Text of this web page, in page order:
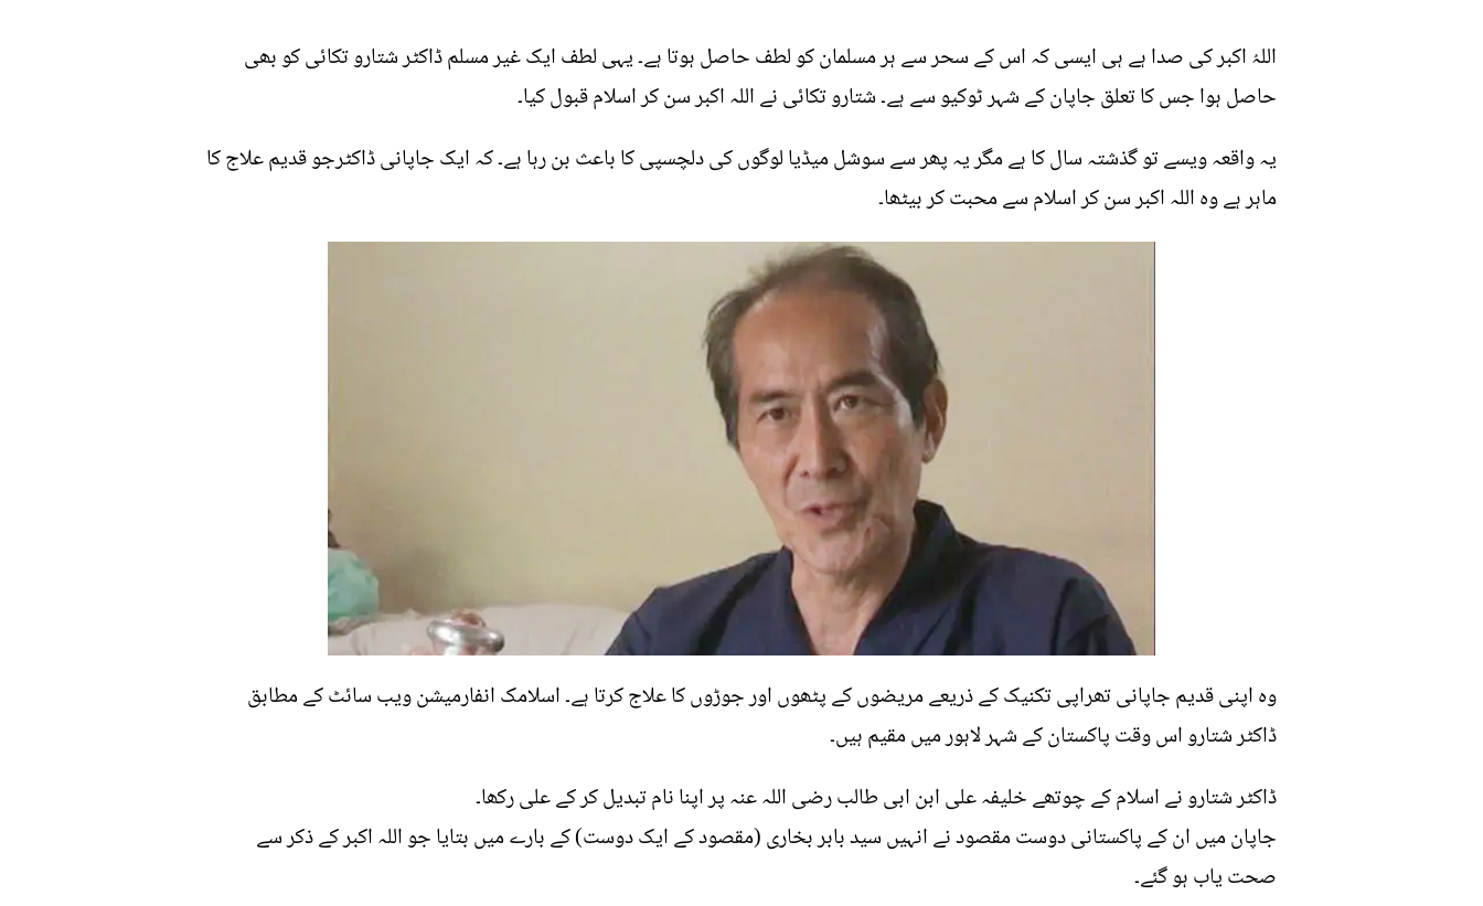
اللہُ اکبر کی صدا ہے ہی ایسی کہ اس کے سحر سے ہر مسلمان کو لطف حاصل ہوتا ہے۔ یہی لطف ایک غیر مسلم ڈاکٹر شتارو تکائی کو بھی
حاصل ہوا جس کا تعلق جاپان کے شہر ٹوکیو سے ہے۔ شتارو تکائی نے اللہ اکبر سن کر اسلام قبول کیا۔
یہ واقعہ ویسے تو گذشتہ سال کا ہے مگر یہ پھر سے سوشل میڈیا لوگوں کی دلچسپی کا باعث بن رہا ہے۔ کہ ایک جاپانی ڈاکٹرجو قدیم علاج کا
ماہر ہے وہ اللہ اکبر سن کر اسلام سے محبت کر بیٹھا۔
وہ اپنی قدیم جاپانی تھراپی تکنیک کے ذریعے مریضوں کے پٹھوں اور جوڑوں کا علاج کرتا ہے۔ اسلامک انفارمیشن ویب سائٹ کے مطابق
ڈاکٹر شتارو اس وقت پاکستان کے شہر لاہور میں مقیم ہیں۔
ڈاکٹر شتارو نے اسلام کے چوتھے خلیفہ علی ابن ابی طالب رضی اللہ عنہ پر اپنا نام تبدیل کر کے علی رکھا۔
جاپان میں ان کے پاکستانی دوست مقصود نے انہیں سید بابر بخاری (مقصود کے ایک دوست) کے بارے میں بتایا جو اللہ اکبر کے ذکر سے
صحت یاب ہو گئے۔